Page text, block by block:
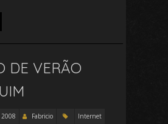
DE VERÃO
Fabricio
Internet